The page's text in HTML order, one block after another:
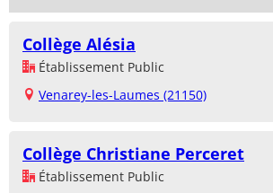
Collège Alésia
Établissement Public
Venarey-les-Laumes (21150)
Collège Christiane Perceret
Établissement Public